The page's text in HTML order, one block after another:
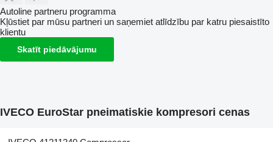
Autoline partneru programma
Kļūstiet par mūsu partneri un saņemiet atlīdzību par katru piesaistīto
klientu
Skatīt piedāvājumu
IVECO EuroStar pneimatiskie kompresori cenas